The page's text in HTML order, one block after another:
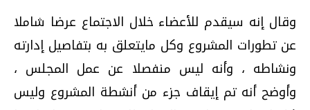
وقال إنه سيقدم للأعضاء خلال الاجتماع عرضا شاملا
عن تطورات المشروع وكل مايتعلق به بتفاصيل إدارته
ونشاطه‏ ، وأنه ليس منفصلا عن عمل المجلس‏ ،‏
وأوضح أنه تم إيقاف جزء من أنشطة المشروع وليس